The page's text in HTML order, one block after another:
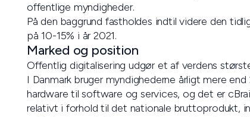
offentlige myndigheder.
På den baggrund fastholdes indtil videre den
på 10-15% i år 2021.
Marked og position
Offentlig digitalisering udgør et af verdens
I Danmark bruger myndighederne årligt mere
hardware til software og services, og det er
relativt i forhold til det nationale bruttoprodukt,